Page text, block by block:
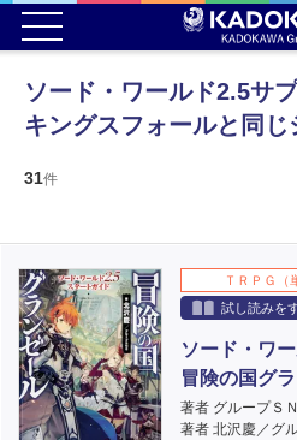
ソード・ワールド2.5サ
キングスフォールと同
31件
ＴＲＰＧ（
試し読みを
ソード・ワ
冒険の国グ
著者 グループＳ
著者 北沢慶／グ